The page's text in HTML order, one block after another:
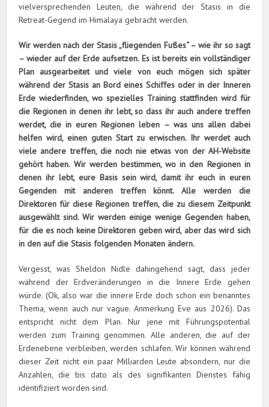
vielversprechenden Leuten, die während der Stasis in die
Retreat-Gegend im Himalaya gebracht werden.
Wir werden nach der Stasis „fliegenden Fußes“ – wie ihr so sagt
– wieder auf der Erde aufsetzen. Es ist bereits ein vollständiger
Plan ausgearbeitet und viele von euch mögen sich später
während der Stasis an Bord eines Schiffes oder in der Inneren
Erde wiederfinden, wo spezielles Training stattfinden wird für
die Regionen in denen ihr lebt, so dass ihr auch andere treffen
werdet, die in euren Regionen leben – was uns allen dabei
helfen wird, einen guten Start zu erwischen. Ihr werdet auch
viele andere treffen, die noch nie etwas von der AH-Website
gehört haben. Wir werden bestimmen, wo in den Regionen in
denen ihr lebt, eure Basis sein wird, damit ihr euch in euren
Gegenden mit anderen treffen könnt. Alle werden die
Direktoren für diese Regionen treffen, die zu diesem Zeitpunkt
ausgewählt sind. Wir werden einige wenige Gegenden haben,
für die es noch keine Direktoren geben wird, aber das wird sich
in den auf die Stasis folgenden Monaten ändern.
Vergesst, was Sheldon Nidle dahingehend sagt, dass jeder
während der Erdveränderungen in die Innere Erde gehen
würde. (Ok, also war die innere Erde doch schon ein benanntes
Thema, wenn auch nur vague. Anmerkung Eve aus 2026). Das
entspricht nicht dem Plan. Nur jene mit Führungspotential
werden zum Training genommen. Alle anderen, die auf der
Erdenebene verbleiben, werden schlafen. Wir können während
dieser Zeit nicht ein paar Milliarden Leute absondern, nur die
Anzahlen, die bis dato als des signifikanten Dienstes fähig
identifiziert worden sind.